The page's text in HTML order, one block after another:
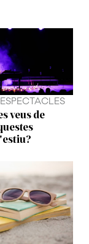
veus de